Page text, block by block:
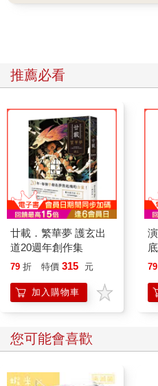
推薦必看
廿載．繁華夢 護玄出
道20週年創作集
79 折 特價 315 元
加入購物車
79
您可能會喜歡